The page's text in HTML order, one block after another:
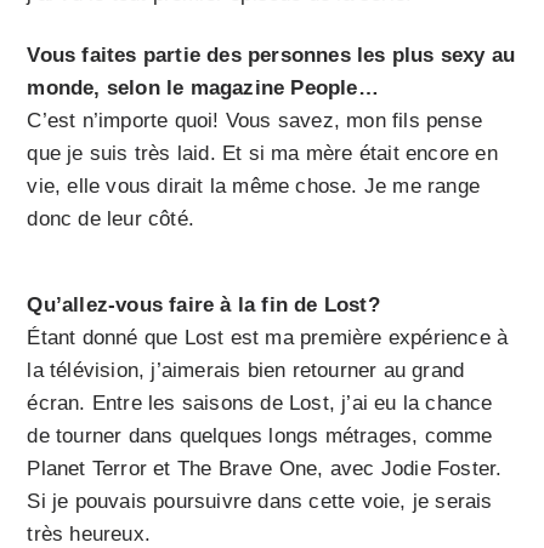
Vous faites partie des personnes les plus sexy au
monde, selon le magazine People…
C’est n’importe quoi! Vous savez, mon fils pense
que je suis très laid. Et si ma mère était encore en
vie, elle vous dirait la même chose. Je me range
donc de leur côté.
Qu’allez-vous faire à la fin de Lost?
Étant donné que Lost est ma première expérience à
la télévision, j’aimerais bien retourner au grand
écran. Entre les saisons de Lost, j’ai eu la chance
de tourner dans quelques longs métrages, comme
Planet Terror et The Brave One, avec Jodie Foster.
Si je pouvais poursuivre dans cette voie, je serais
très heureux.